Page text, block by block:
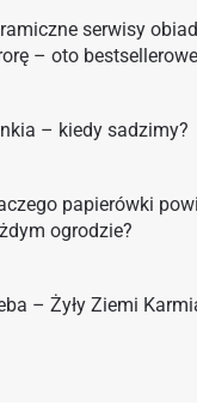
serwisy
– oto
– kiedy sadzimy?
papierówki
ogrodzie?
– Żyły Ziemi